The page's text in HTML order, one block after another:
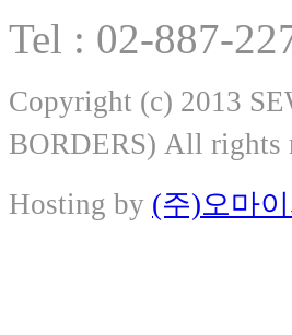
Tel : 02-887-
Copyright (c) 2013
BORDERS) All rights
Hosting by (주)오마